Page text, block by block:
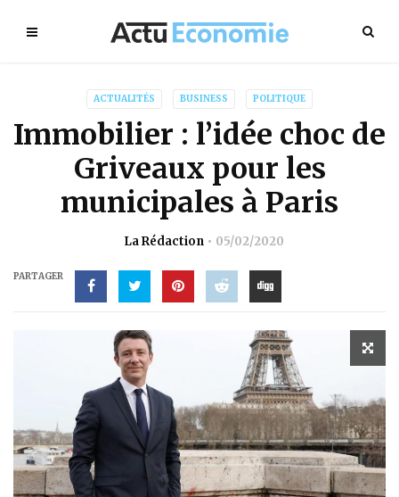
ACTUALITÉS BUSINESS POLITIQUE
Immobilier : l’idée choc de
Griveaux pour les
municipales à Paris
La Rédaction 05/02/2020
PARTAGER